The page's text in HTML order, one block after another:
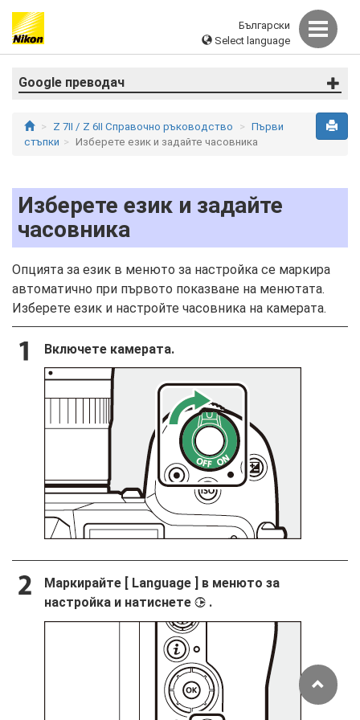
Български
Select language
Google преводач
Z 7II / Z 6II Справочно ръководство
Първи
стъпки
Изберете език и задайте часовника
Изберете език и задайте
часовника
Опцията за език в менюто за настройка се маркира
автоматично при първото показване на менютата.
Изберете език и настройте часовника на камерата.
Включете камерата.
Маркирайте [ Language ] в менюто за
настройка и натиснете 2 .